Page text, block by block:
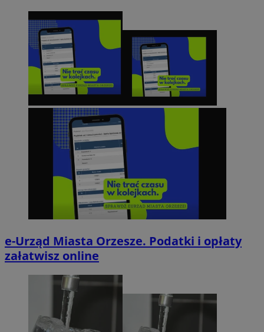
e-Urząd Miasta Orzesze. Podatki i opłaty
załatwisz online